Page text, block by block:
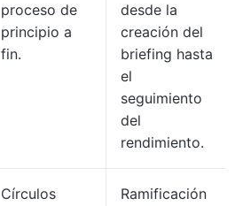
proceso de
principio a
fin.
desde la
creación del
briefing hasta
el
seguimiento
del
rendimiento.
Círculos
Ramificación